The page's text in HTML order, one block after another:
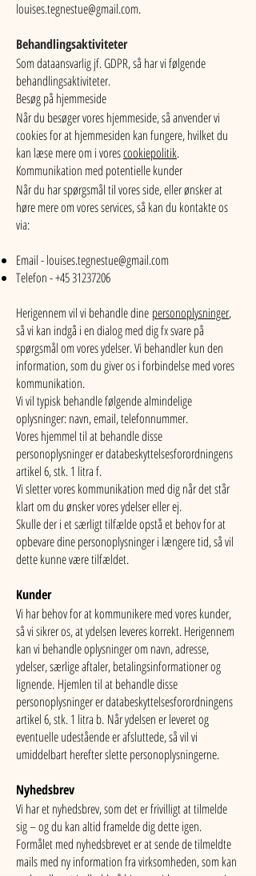
louises.tegnestue@gmail.com.
Behandlingsaktiviteter
Som dataansvarlig jf. GDPR, så har vi følgende
behandlingsaktiviteter.
Besøg på hjemmeside
Når du besøger vores hjemmeside, så anvender vi
cookies for at hjemmesiden kan fungere, hvilket du
kan læse mere om i vorescookiepolitik.
Kommunikation med potentielle kunder
Når du har spørgsmål til vores side, eller ønsker at
høre mere om vores services, så kan du kontakte os
via:
Email -louises.tegnestue@gmail.com
Telefon -+45 31237206
Herigennem vil vi behandle dine personoplysninger,
så vi kan indgå i en dialog med dig fx svare på
spørgsmål om vores ydelser. Vi behandler kun den
information, som du giver os i forbindelse med vores
kommunikation.
Vi vil typisk behandle følgende almindelige
oplysninger: navn, email, telefonnummer.
Vores hjemmel til at behandle disse
personoplysninger er databeskyttelsesforordningens
artikel 6, stk. 1 litra f.
Vi sletter vores kommunikation med dig når det står
klart om du ønsker vores ydelser eller ej.
Skulle der i et særligt tilfælde opstå et behov for at
opbevare dine personoplysninger i længere tid, så vil
dette kunne være tilfældet.
Kunder
Vi har behov for at kommunikere med vores kunder,
så vi sikrer os, at ydelsen leveres korrekt. Herigennem
kan vi behandle oplysninger om navn, adresse,
ydelser, særlige aftaler, betalingsinformationer og
lignende. Hjemlen til at behandle disse
personoplysninger er databeskyttelsesforordningens
artikel 6, stk. 1 litra b. Når ydelsen er leveret og
eventuelle udestående er afsluttede, så vil vi
umiddelbart herefter slette personoplysningerne.
Nyhedsbrev
Vi har et nyhedsbrev, som det er frivilligt at tilmelde
sig – og du kan altid framelde dig dette igen.
Formålet med nyhedsbrevet er at sende de tilmeldte
mails med ny information fra virksomheden, som kan